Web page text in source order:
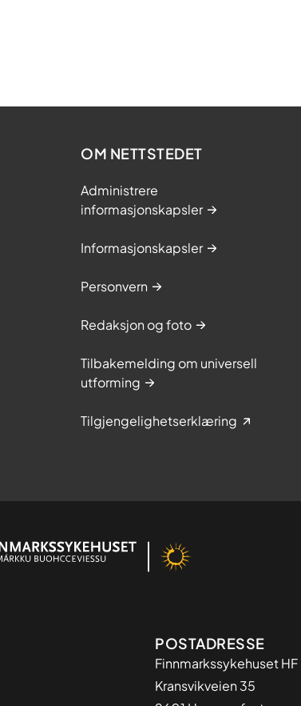
OM NETTSTEDET
Administrere
informasjonskapsler
Informasjonskapsler
Personvern
Redaksjon og foto
Tilbakemelding om universell
utforming
Tilgjengelighetserklæring
Adresse
POSTADRESSE
Finnmarkssykehuset HF
Kransvikveien 35